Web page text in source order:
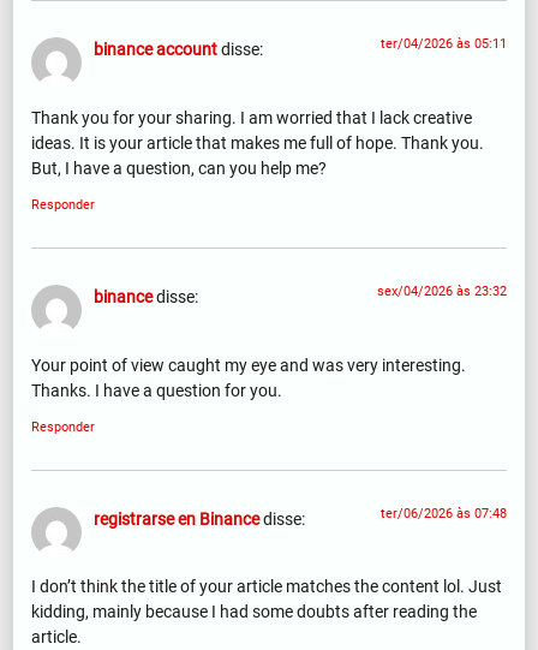
binance accountdisse: ter/04/2026 às 05:11
Thank you for your sharing. I am worried that I lack creative
ideas. It is your article that makes me full of hope. Thank you.
But, I have a question, can you help me?
Responder
binancedisse: sex/04/2026 às 23:32
Your point of view caught my eye and was very interesting.
Thanks. I have a question for you.
Responder
registrarse en Binancedisse: ter/06/2026 às 07:48
I don’t think the title of your article matches the content lol. Just
kidding, mainly because I had some doubts after reading the
article.